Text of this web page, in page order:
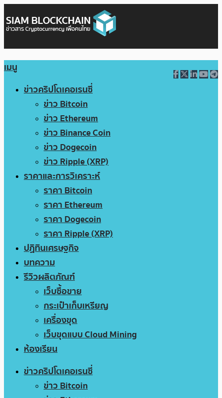
เมนู
ข่าวคริปโตเคอเรนซี่
ข่าว Bitcoin
ข่าว Ethereum
ข่าว Binance Coin
ข่าว Dogecoin
ข่าว Ripple (XRP)
ราคาและการวิเคราะห์
ราคา Bitcoin
ราคา Ethereum
ราคา Dogecoin
ราคา Ripple (XRP)
ปฏิทินเศรษฐกิจ
บทความ
รีวิวผลิตภัณฑ์
เว็บซื้อขาย
กระเป๋าเก็บเหรียญ
เครื่องขุด
เว็บขุดแบบ Cloud Mining
ห้องเรียน
ข่าวคริปโตเคอเรนซี่
ข่าว Bitcoin